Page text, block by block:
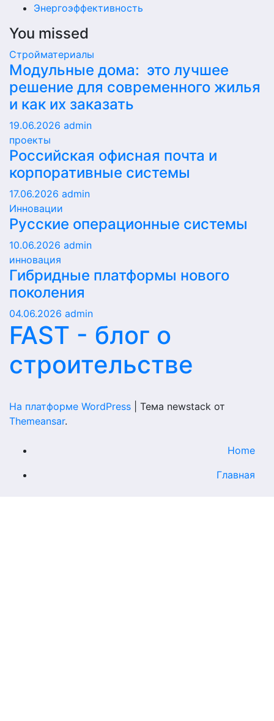
Энергоэффективность
You missed
Стройматериалы
Модульные дома: это лучшее
решение для современного жилья
и как их заказать
19.06.2026 admin
проекты
Российская офисная почта и
корпоративные системы
17.06.2026 admin
Инновации
Русские операционные системы
10.06.2026 admin
инновация
Гибридные платформы нового
поколения
04.06.2026 admin
FAST - блог о
строительстве
На платформе WordPress
Тема newstack от
Themeansar.
Home
Главная